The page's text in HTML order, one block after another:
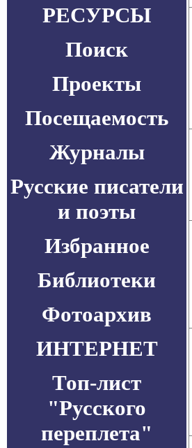
РЕСУРСЫ
Поиск
Проекты
Посещаемость
Журналы
Русские писатели
и поэты
Избранное
Библиотеки
Фотоархив
ИНТЕРНЕТ
Топ-лист
"Русского
переплета"